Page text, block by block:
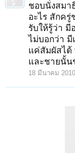
ชอบนั่งสมา
อะไร สักค
รับให้รู้ว่า มี
ไม่บอกว่า มี
แค่สัมผัสได้
และชายนั้น
18 มีนาคม 2010